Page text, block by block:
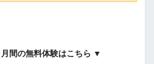
間の無料体験はこちら ▼